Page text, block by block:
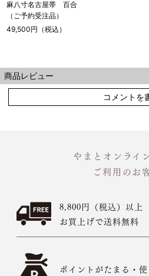
麻八寸名古屋帯 百合
（ご予約受注品）
49,500円（税込）
商品レビュー
コメントを
やまとオンライ
ご利用のお
8,800円（税込）以上
お買上げで送料無料
ポイントがたまる・使